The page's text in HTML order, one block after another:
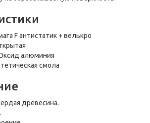
F антистатик + велькро
алюминия
смола
древесина.